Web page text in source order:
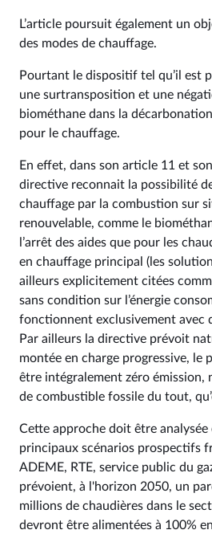
L’article poursuit également un
des modes de chauffage.
Pourtant le dispositif tel qu’il est
une surtransposition et une
biométhane dans la
pour le chauffage.
En effet, dans son article 11 et
directive reconnait la possibilité
chauffage par la combustion sur
renouvelable, comme le
l’arrêt des aides que pour les
en chauffage principal (les
ailleurs explicitement citées
sans condition sur l’énergie
fonctionnent exclusivement avec
Par ailleurs la directive prévoit
montée en charge progressive, le
être intégralement zéro émission,
de combustible fossile du tout,
Cette approche doit être analysée
principaux scénarios prospectifs
ADEME, RTE, service public du
prévoient, à l'horizon 2050, un
millions de chaudières dans le
devront être alimentées à 100%